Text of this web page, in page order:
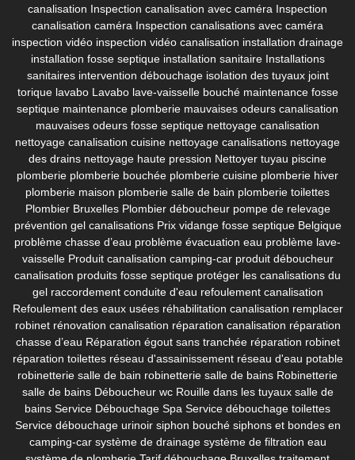
canalisation Inspection canalisation avec caméra Inspection
canalisation caméra Inspection canalisations avec caméra
inspection vidéo inspection vidéo canalisation installation drainage
installation fosse septique installation sanitaire Installations
sanitaires intervention débouchage isolation des tuyaux joint
torique lavabo Lavabo lave-vaisselle bouché maintenance fosse
septique maintenance plomberie mauvaises odeurs canalisation
mauvaises odeurs fosse septique nettoyage canalisation
nettoyage canalisation cuisine nettoyage canalisations nettoyage
des drains nettoyage haute pression Nettoyer tuyau piscine
plomberie plomberie bouchée plomberie cuisine plomberie hiver
plomberie maison plomberie salle de bain plomberie toilettes
Plombier Bruxelles Plombier déboucheur pompe de relevage
prévention gel canalisations Prix vidange fosse septique Belgique
problème chasse d’eau problème évacuation eau problème lave-
vaisselle Produit canalisation camping-car produit déboucheur
canalisation produits fosse septique protéger les canalisations du
gel raccordement conduite d'eau refoulement canalisation
Refoulement des eaux usées réhabilitation canalisation remplacer
robinet rénovation canalisation réparation canalisation réparation
chasse d’eau Réparation égout sans tranchée réparation robinet
réparation toilettes réseau d'assainissement réseau d'eau potable
robinetterie salle de bain robinetterie salle de bains Robinetterie
salle de bains Déboucheur wc Rouille dans les tuyaux salle de
bains Service Débouchage Spa Service débouchage toilettes
Service débouchage urinoir siphon bouché siphons et bondes en
camping-car système de drainage système de filtration eau